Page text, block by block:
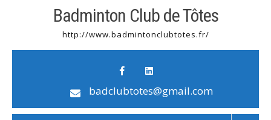
Badminton Club de Tôtes
http://www.badmintonclubtotes.fr/
badclubtotes@gmail.com